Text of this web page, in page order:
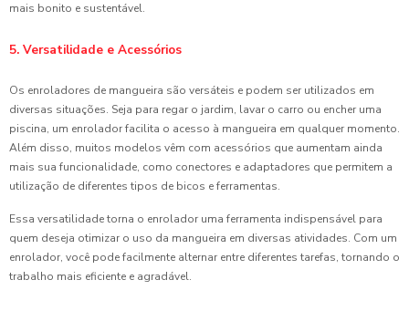
mais bonito e sustentável.
5. Versatilidade e Acessórios
Os enroladores de mangueira são versáteis e podem ser utilizados em
diversas situações. Seja para regar o jardim, lavar o carro ou encher uma
piscina, um enrolador facilita o acesso à mangueira em qualquer momento.
Além disso, muitos modelos vêm com acessórios que aumentam ainda
mais sua funcionalidade, como conectores e adaptadores que permitem a
utilização de diferentes tipos de bicos e ferramentas.
Essa versatilidade torna o enrolador uma ferramenta indispensável para
quem deseja otimizar o uso da mangueira em diversas atividades. Com um
enrolador, você pode facilmente alternar entre diferentes tarefas, tornando o
trabalho mais eficiente e agradável.